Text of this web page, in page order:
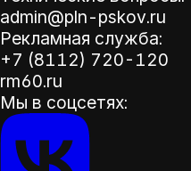
admin@pln-pskov.ru
Рекламная служба:
+7 (8112) 720-120
rm60.ru
Мы в соцсетях: